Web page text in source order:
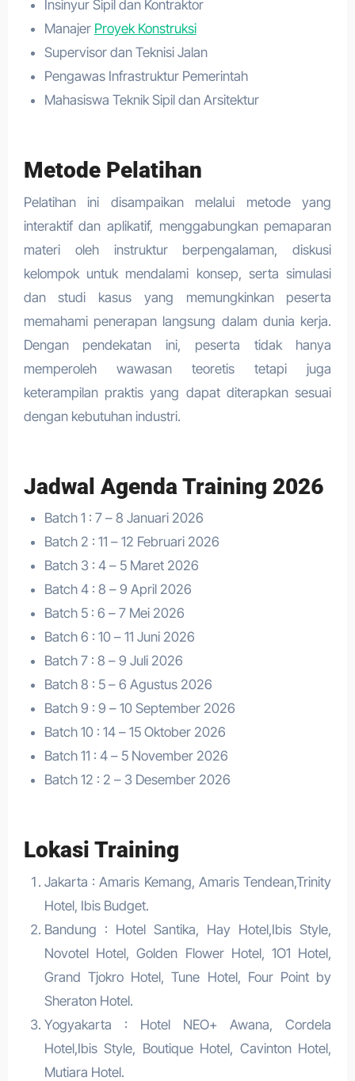
Insinyur Sipil dan Kontraktor
Manajer Proyek Konstruksi
Supervisor dan Teknisi Jalan
Pengawas Infrastruktur Pemerintah
Mahasiswa Teknik Sipil dan Arsitektur
Metode Pelatihan
Pelatihan ini disampaikan melalui metode yang
interaktif dan aplikatif, menggabungkan pemaparan
materi oleh instruktur berpengalaman, diskusi
kelompok untuk mendalami konsep, serta simulasi
dan studi kasus yang memungkinkan peserta
memahami penerapan langsung dalam dunia kerja.
Dengan pendekatan ini, peserta tidak hanya
memperoleh wawasan teoretis tetapi juga
keterampilan praktis yang dapat diterapkan sesuai
dengan kebutuhan industri.
Jadwal Agenda Training 2026
Batch 1 : 7 – 8 Januari 2026
Batch 2 : 11 – 12 Februari 2026
Batch 3 : 4 – 5 Maret 2026
Batch 4 : 8 – 9 April 2026
Batch 5 : 6 – 7 Mei 2026
Batch 6 : 10 – 11 Juni 2026
Batch 7 : 8 – 9 Juli 2026
Batch 8 : 5 – 6 Agustus 2026
Batch 9 : 9 – 10 September 2026
Batch 10 : 14 – 15 Oktober 2026
Batch 11 : 4 – 5 November 2026
Batch 12 : 2 – 3 Desember 2026
Lokasi Training
Jakarta : Amaris Kemang, Amaris Tendean,Trinity
Hotel, Ibis Budget.
Bandung : Hotel Santika, Hay Hotel,Ibis Style,
Novotel Hotel, Golden Flower Hotel, 1O1 Hotel,
Grand Tjokro Hotel, Tune Hotel, Four Point by
Sheraton Hotel.
Yogyakarta : Hotel NEO+ Awana, Cordela
Hotel,Ibis Style, Boutique Hotel, Cavinton Hotel,
Mutiara Hotel.